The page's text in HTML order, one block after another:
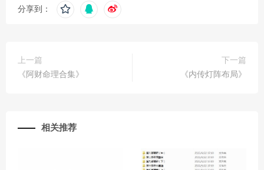
分享到：
上一篇
《阿财命理合集》
下一篇
《内传灯阵布局》
相关推荐